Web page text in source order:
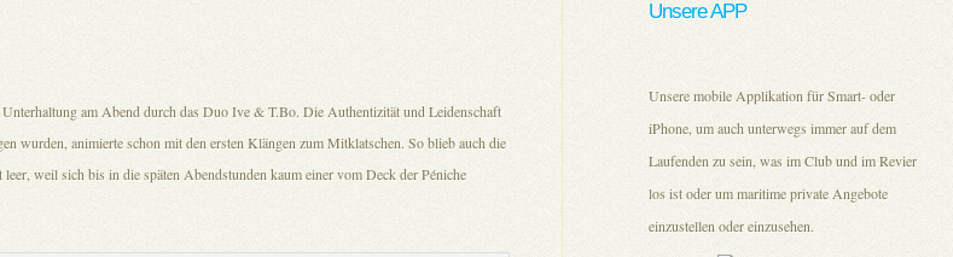
am Abend durch das Duo Ive & T.Bo. Die Authentizität und Leidenschaft
wurden, animierte schon mit den ersten Klängen zum Mitklatschen. So blieb auch die
weil sich bis in die späten Abendstunden kaum einer vom Deck der Péniche
Unsere APP
Unsere mobile Applikation für Smart- oder
iPhone, um auch unterwegs immer auf dem
Laufenden zu sein, was im Club und im Revier
los ist oder um maritime private Angebote
einzustellen oder einzusehen.